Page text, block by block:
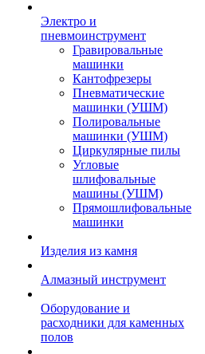
Электро и
пневмоинструмент
Гравировальные
машинки
Кантофрезеры
Пневматические
машинки (УШМ)
Полировальные
машинки (УШМ)
Циркулярные пилы
Угловые
шлифовальные
машины (УШМ)
Прямошлифовальные
машинки
Изделия из камня
Алмазный инструмент
Оборудование и
расходники для каменных
полов